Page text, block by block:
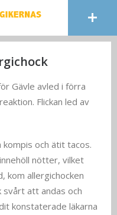
Gävle avled i förra
Flickan led av
kompis och ätit tacos.
nötter, vilket
kom allergichocken
svårt att andas och
konstaterade läkarna